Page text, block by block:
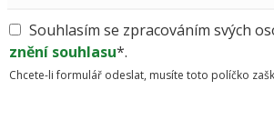
Souhlasím se zpracováním svých
znění souhlasu*.
Chcete-li formulář odeslat, musíte toto políčko